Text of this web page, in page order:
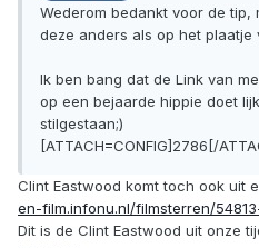
Wederom bedankt voor de tip,
deze anders als op het plaatje
Ik ben bang dat de Link van
op een bejaarde hippie doet
stilgestaan;)
[ATTACH=CONFIG]2786[/
Clint Eastwood komt toch ook uit
en-film.infonu.nl/filmsterren/
Dit is de Clint Eastwood uit onze